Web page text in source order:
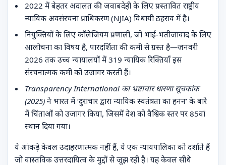
2022 में बेहतर अदालत की जवाबदेही के लिए प्रस्तावित राष्ट्रीय
न्यायिक अवसंरचना प्राधिकरण (NJIA) विधायी ठहराव में है।
नियुक्तियों के लिए कॉलेजियम प्रणाली, जो भाई-भतीजावाद के लिए
आलोचना का विषय है, पारदर्शिता की कमी से ग्रस्त है—जनवरी
2026 तक उच्च न्यायालयों में 319 न्यायिक रिक्तियाँ इस
संरचनात्मक कमी को उजागर करती हैं।
Transparency International का भ्रष्टाचार धारणा सूचकांक
(2025) ने भारत में ‘दुराचार द्वारा न्यायिक स्वतंत्रता का हनन’ के बारे
में चिंताओं को उजागर किया, जिसमें देश को वैश्विक स्तर पर 85वां
स्थान दिया गया।
ये आंकड़े केवल उदाहरणात्मक नहीं हैं, ये एक न्यायपालिका को दर्शाते हैं
जो वास्तविक उत्तरदायित्व के मुद्दों से जूझ रही है। यह केवल सीधे